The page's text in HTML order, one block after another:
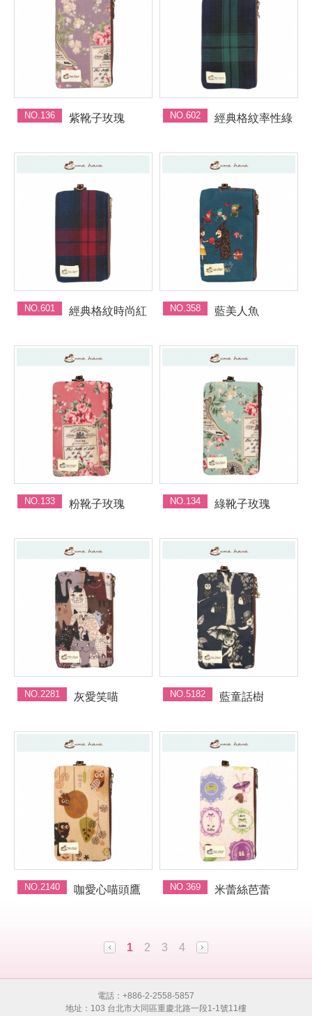
NO.136 紫靴子玫瑰 NO.602 經典格紋率性綠
NO.601 經典格紋時尚紅 NO.358 藍美人魚
NO.133 粉靴子玫瑰 NO.134 綠靴子玫瑰
NO.2281 灰愛笑喵 NO.5182 藍童話樹
NO.2140 咖愛心喵頭鷹 NO.369 米蕾絲芭蕾
1 2 3 4
電話：+886-2-2558-5857
地址：103 台北市大同區重慶北路一段1-1號11樓